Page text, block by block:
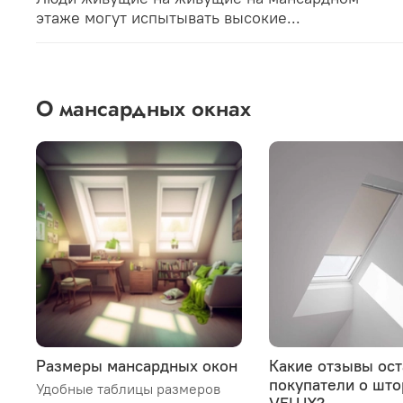
этаже могут испытывать высокие...
О мансардных окнах
Размеры мансардных окон
Удобные таблицы размеров
Какие отзывы
покупатели о